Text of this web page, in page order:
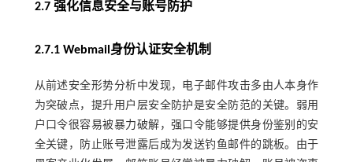
2.7 强化信息安全与账号防护
2.7.1 Webmail身份认证安全机制
从前述安全形势分析中发现，电子邮件攻击多由人本身作
为突破点，提升用户层安全防护是安全防范的关键。弱用
户口令很容易被暴力破解，强口令能够提供身份鉴别的安
全关键，防止账号泄露后成为发送钓鱼邮件的跳板。由于